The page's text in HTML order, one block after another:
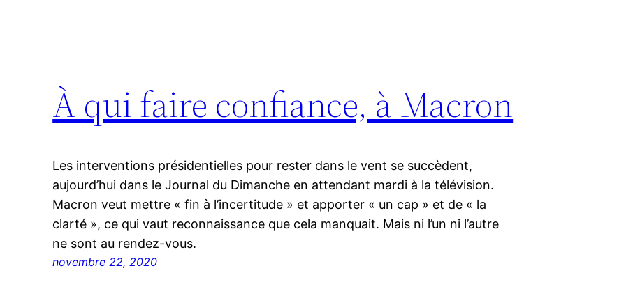
À qui faire confiance, à Macron
Les interventions présidentielles pour rester dans le vent se succèdent,
aujourd’hui dans le Journal du Dimanche en attendant mardi à la télévision.
Macron veut mettre « fin à l’incertitude » et apporter « un cap » et de « la
clarté », ce qui vaut reconnaissance que cela manquait. Mais ni l’un ni l’autre
ne sont au rendez-vous.
novembre 22, 2020